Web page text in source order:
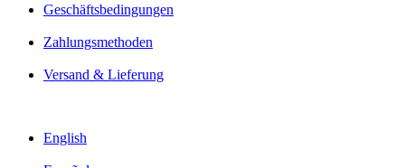
Geschäftsbedingungen
Zahlungsmethoden
Versand & Lieferung
English